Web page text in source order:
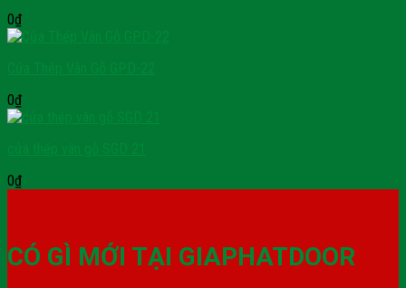
0₫
0₫
0₫
CÓ GÌ MỚI TẠI GIAPHATDOOR